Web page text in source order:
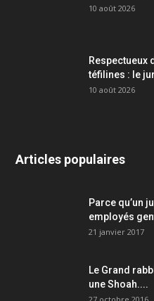
10 août 2026
Respectueux
téfilines : le
10 août 2026
Articles populaires
Parce qu’un
employés
21 janvier 2017
Le Grand
une Shoah....